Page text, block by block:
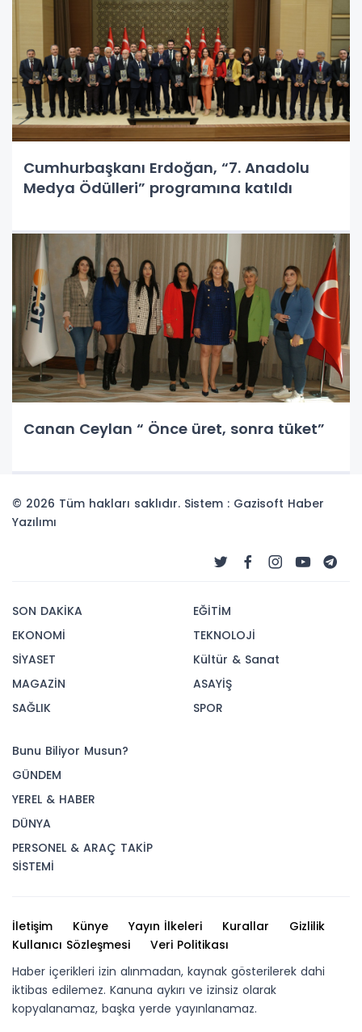
Cumhurbaşkanı Erdoğan, “7. Anadolu
Medya Ödülleri” programına katıldı
Canan Ceylan “ Önce üret, sonra tüket”
© 2026 Tüm hakları saklıdır. Sistem : Gazisoft Haber
Yazılımı
SON DAKİKA
EKONOMİ
SİYASET
MAGAZİN
SAĞLIK
EĞİTİM
TEKNOLOJİ
Kültür & Sanat
ASAYİŞ
SPOR
Bunu Biliyor Musun?
GÜNDEM
YEREL & HABER
DÜNYA
PERSONEL & ARAÇ TAKİP
SİSTEMİ
İletişim Künye Yayın İlkeleri Kurallar
Gizlilik
Kullanıcı Sözleşmesi
Veri Politikası
Haber içerikleri izin alınmadan, kaynak gösterilerek dahi
iktibas edilemez. Kanuna aykırı ve izinsiz olarak
kopyalanamaz, başka yerde yayınlanamaz.